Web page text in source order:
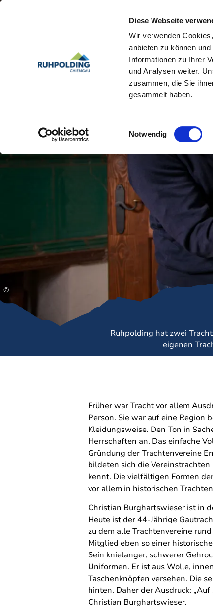
Diese Webseite
Wir verwenden
anbieten zu können
Informationen zu Ihrer
und Analysen weiter.
zusammen, die Sie
gesammelt haben.
Einwilligungsauswahl
Notwendig
©
Ruhpolding hat zwei
eigenen
Früher war Tracht vor allem
Person. Sie war auf eine Region
Kleidungsweise. Den Ton in
Herrschaften an. Das einfache
Gründung der Trachtenvereine
bildeten sich die Vereinstrachten
kennt. Die vielfältigen Formen
vor allem in historischen
Christian Burghartswieser ist in
Heute ist der 44-Jährige
zu dem alle Trachtenvereine
Mitglied eben so einer
Sein knielanger, schwerer
Uniformen. Er ist aus Wolle,
Taschenknöpfen versehen. Die
hinten. Daher der Ausdruck:
Christian Burghartswieser.